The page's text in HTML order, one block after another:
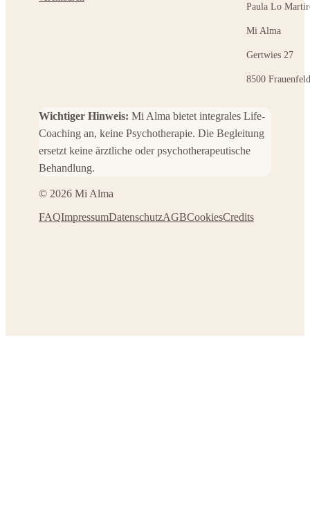
Paula Lo
Mi Alma
Gertwies 27
8500 Frauenfeld
Wichtiger Hinweis: Mi Alma bietet integrales Life-
Coaching an, keine Psychotherapie. Die Begleitung
ersetzt keine ärztliche oder psychotherapeutische
Behandlung.
© 2026 Mi Alma
FAQImpressumDatenschutzAGBCookiesCredits